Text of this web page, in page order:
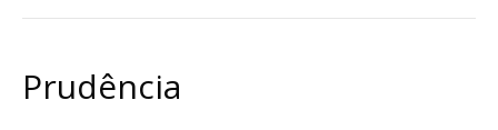
Prudência